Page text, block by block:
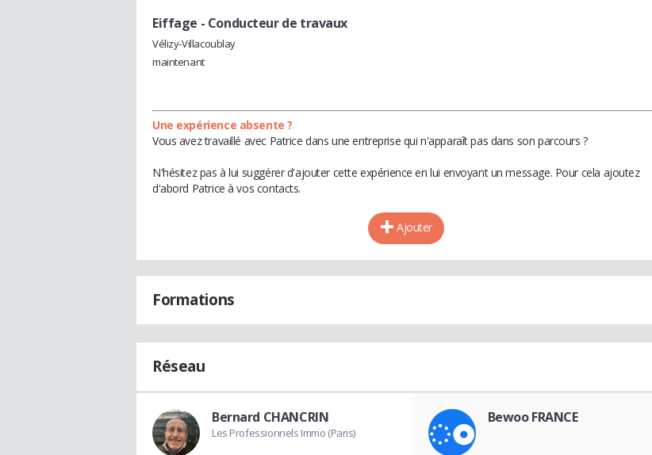
Eiffage - Conducteur de travaux
Vélizy-Villacoublay
maintenant
Une expérience absente ?
Vous avez travaillé avec Patrice dans une entreprise qui n'apparaît pas dans son parcours ?
N'hésitez pas à lui suggérer d'ajouter cette expérience en lui envoyant un message. Pour cela ajoutez
d'abord Patrice à vos contacts.
Ajouter
Formations
Réseau
Bernard CHANCRIN
Les Professionnels Immo (Paris)
Bewoo FRANCE